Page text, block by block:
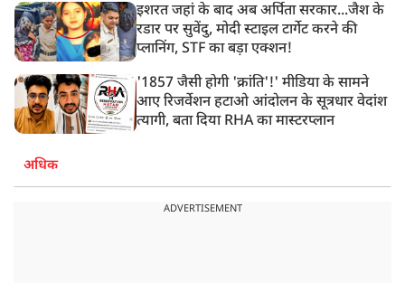
इशरत जहां के बाद अब अर्पिता सरकार...जैश के
रडार पर सुवेंदु, मोदी स्टाइल टार्गेट करने की
प्लानिंग, STF का बड़ा एक्शन!
'1857 जैसी होगी 'क्रांति'!' मीडिया के सामने
आए रिजर्वेशन हटाओ आंदोलन के सूत्रधार वेदांश
त्यागी, बता दिया RHA का मास्टरप्लान
अधिक
ADVERTISEMENT